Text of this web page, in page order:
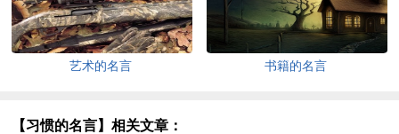
艺术的名言 书籍的名言
【习惯的名言】相关文章：